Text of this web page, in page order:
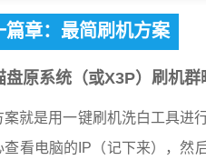
篇章：最简刷机方案
盘原系统（或X3P）刷机群
案就是用一键刷机洗白工具进
查看电脑的IP（记下来），然